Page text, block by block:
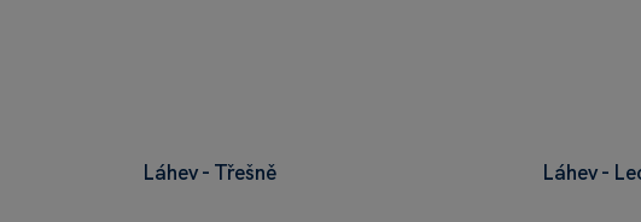
Láhev - Třešně Láhev -